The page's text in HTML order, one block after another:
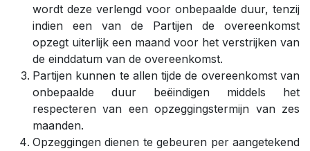
wordt deze verlengd voor onbepaalde duur, tenzij
indien een van de Partijen de overeenkomst
opzegt uiterlijk een maand voor het verstrijken van
de einddatum van de overeenkomst.
Partijen kunnen te allen tijde de overeenkomst van
onbepaalde duur beëindigen middels het
respecteren van een opzeggingstermijn van zes
maanden.
Opzeggingen dienen te gebeuren per aangetekend